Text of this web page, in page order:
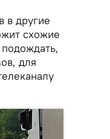
в другие
схожие
для